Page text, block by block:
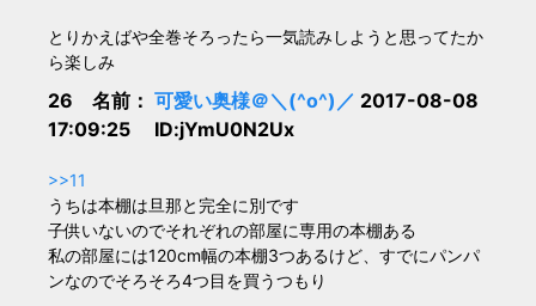
とりかえばや全巻そろったら一気読みしようと思ってたか
ら楽しみ
26 名前： 可愛い奥様＠＼(^o^)／ 2017-08-08
17:09:25 ID:jYmU0N2Ux
>>11
うちは本棚は旦那と完全に別です
子供いないのでそれぞれの部屋に専用の本棚ある
私の部屋には120cm幅の本棚3つあるけど、すでにパンパ
ンなのでそろそろ4つ目を買うつもり